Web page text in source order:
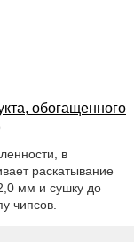
обогащенного
в
раскатывание
мм и сушку до
чипсов.